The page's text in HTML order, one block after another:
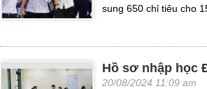
sung 650 chỉ tiêu cho
Hồ sơ nhập học
20/08/2024 11:09 am